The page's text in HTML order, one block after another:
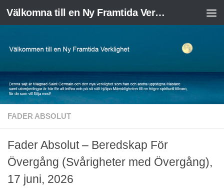
Skip to content Välkomna till en Ny Framtida Verklighet
FADER ABSOLUT
Fader Absolut – Beredskap För
Övergång (Svårigheter med Övergång),
17 juni, 2026